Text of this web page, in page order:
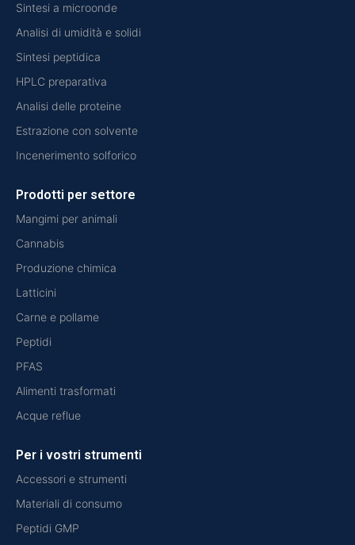
Sintesi a microonde
Analisi di umidità e solidi
Sintesi peptidica
HPLC preparativa
Analisi delle proteine
Estrazione con solvente
Incenerimento solforico
Prodotti per settore
Mangimi per animali
Cannabis
Produzione chimica
Latticini
Carne e pollame
Peptidi
PFAS
Alimenti trasformati
Acque reflue
Per i vostri strumenti
Accessori e strumenti
Materiali di consumo
Peptidi GMP